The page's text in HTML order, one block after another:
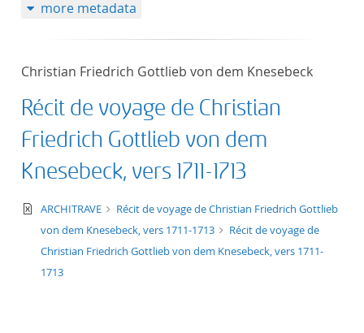
more metadata
Christian Friedrich Gottlieb von dem Knesebeck
Récit de voyage de Christian
Friedrich Gottlieb von dem
Knesebeck, vers 1711-1713
text/xml
ARCHITRAVE
Récit de voyage de Christian Friedrich Gottlieb
von dem Knesebeck, vers 1711-1713
Récit de voyage de
Christian Friedrich Gottlieb von dem Knesebeck, vers 1711-
1713